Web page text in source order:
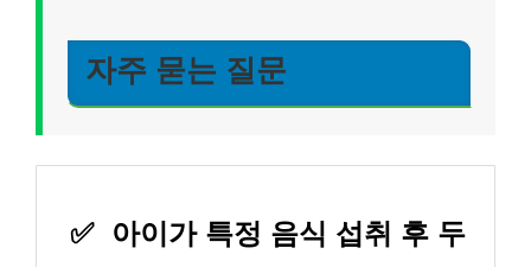
자주 묻는 질문
✅
아이가 특정 음식 섭취 후 두